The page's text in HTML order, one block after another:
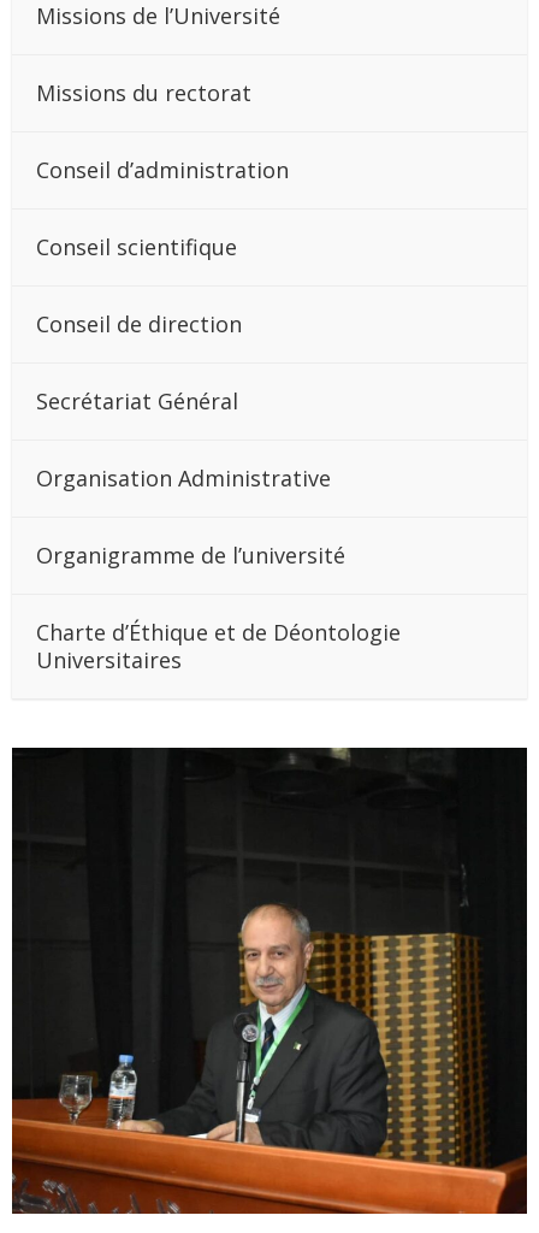
Missions de l’Université
Missions du rectorat
Conseil d’administration
Conseil scientifique
Conseil de direction
Secrétariat Général
Organisation Administrative
Organigramme de l’université
Charte d’Éthique et de Déontologie
Universitaires